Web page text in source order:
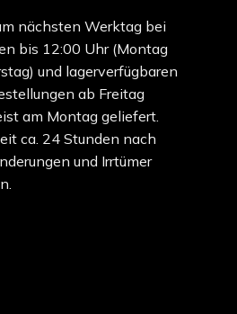
nächsten Werktag bei
bis 12:00 Uhr (Montag
und lagerverfügbaren
ab Freitag
am Montag geliefert.
ca. 24 Stunden nach
und Irrtümer